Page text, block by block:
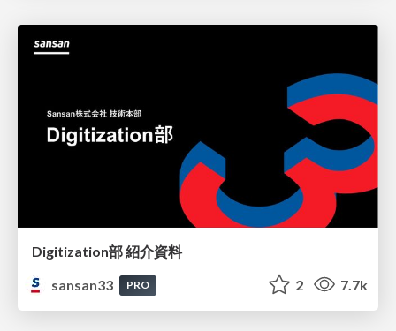
Digitization部 紹介資料
sansan33
PRO 2 7.7k